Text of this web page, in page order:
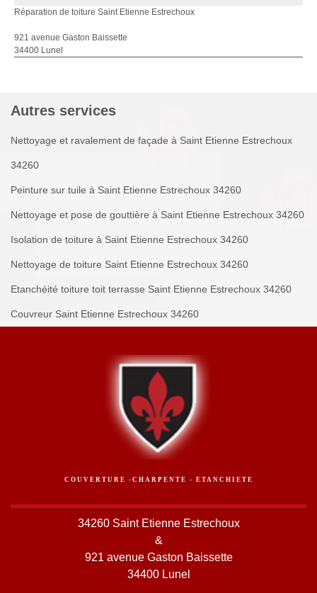
Réparation de toiture Saint Etienne Estrechoux
921 avenue Gaston Baissette
34400 Lunel
Autres services
Nettoyage et ravalement de façade à Saint Etienne Estrechoux
34260
Peinture sur tuile à Saint Etienne Estrechoux 34260
Nettoyage et pose de gouttière à Saint Etienne Estrechoux 34260
Isolation de toiture à Saint Etienne Estrechoux 34260
Nettoyage de toiture Saint Etienne Estrechoux 34260
Etanchéité toiture toit terrasse Saint Etienne Estrechoux 34260
Couvreur Saint Etienne Estrechoux 34260
COUVERTURE -CHARPENTE - ETANCHIETE
34260 Saint Etienne Estrechoux
&
921 avenue Gaston Baissette
34400 Lunel